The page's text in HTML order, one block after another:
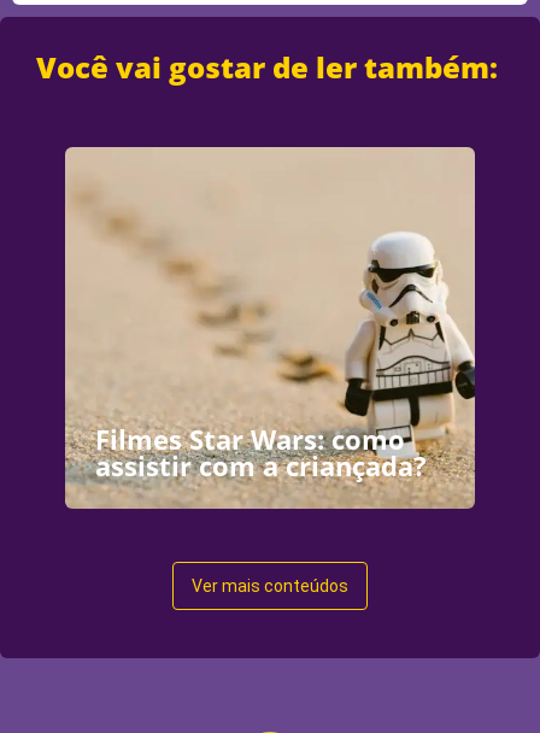
Você vai gostar de ler também:
Filmes Star Wars: como
assistir com a criançada?
Ver mais conteúdos